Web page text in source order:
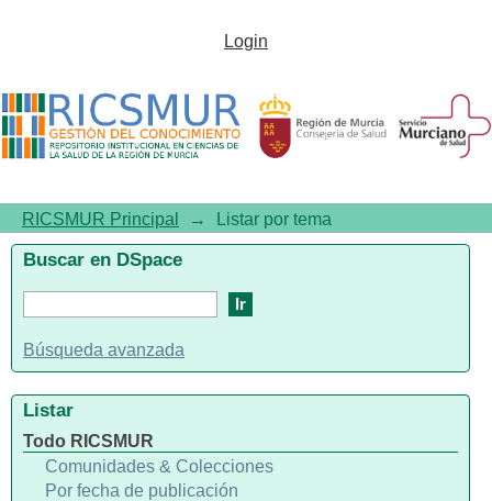
Listar por tema "Absentismo"
Login
RICSMUR Principal → Listar por tema
Buscar en DSpace
Búsqueda avanzada
Listar
Todo RICSMUR
Comunidades & Colecciones
Por fecha de publicación